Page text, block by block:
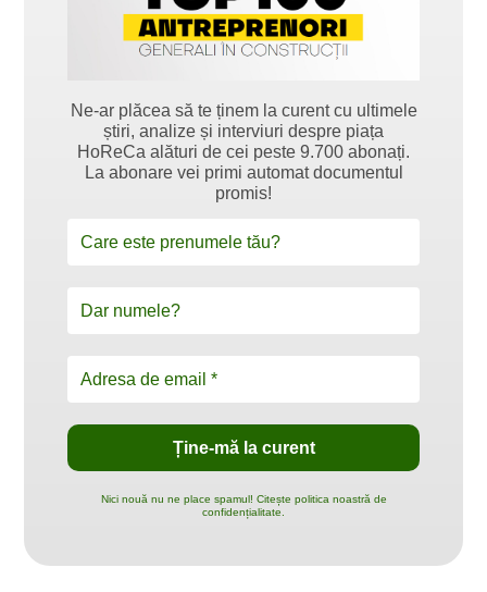
Ne-ar plăcea să te ținem la curent cu ultimele
știri, analize și interviuri despre piața
HoReCa alături de cei peste 9.700 abonați.
La abonare vei primi automat documentul
promis!
Nici nouă nu ne place spamul! Citește politica noastră de
confidențialitate.